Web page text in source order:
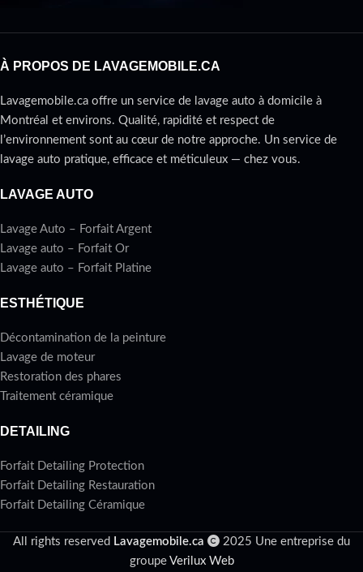
À PROPOS DE LAVAGEMOBILE.CA
Lavagemobile.ca offre un service de lavage auto à domicile à
Montréal et environs. Qualité, rapidité et respect de
l’environnement sont au cœur de notre approche. Un service de
lavage auto pratique, efficace et méticuleux — chez vous.
LAVAGE AUTO
Lavage Auto – Forfait Argent
Lavage auto – Forfait Or
Lavage auto – Forfait Platine
ESTHÉTIQUE
Décontamination de la peinture
Lavage de moteur
Restoration des phares
Traitement céramique
DETAILING
Forfait Detailing Protection
Forfait Detailing Restauration
Forfait Detailing Céramique
All rights reserved Lavagemobile.ca
2025 Une entreprise du
groupe Verilux Web